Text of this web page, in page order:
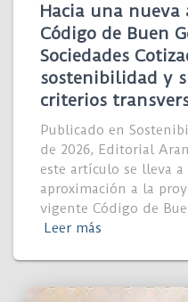
Hacia una
Código de Buen
Sociedades
sostenibilidad y
criterios
Publicado en
de 2026, Editorial
este artículo se lleva
aproximación a la
vigente Código de
Leer más